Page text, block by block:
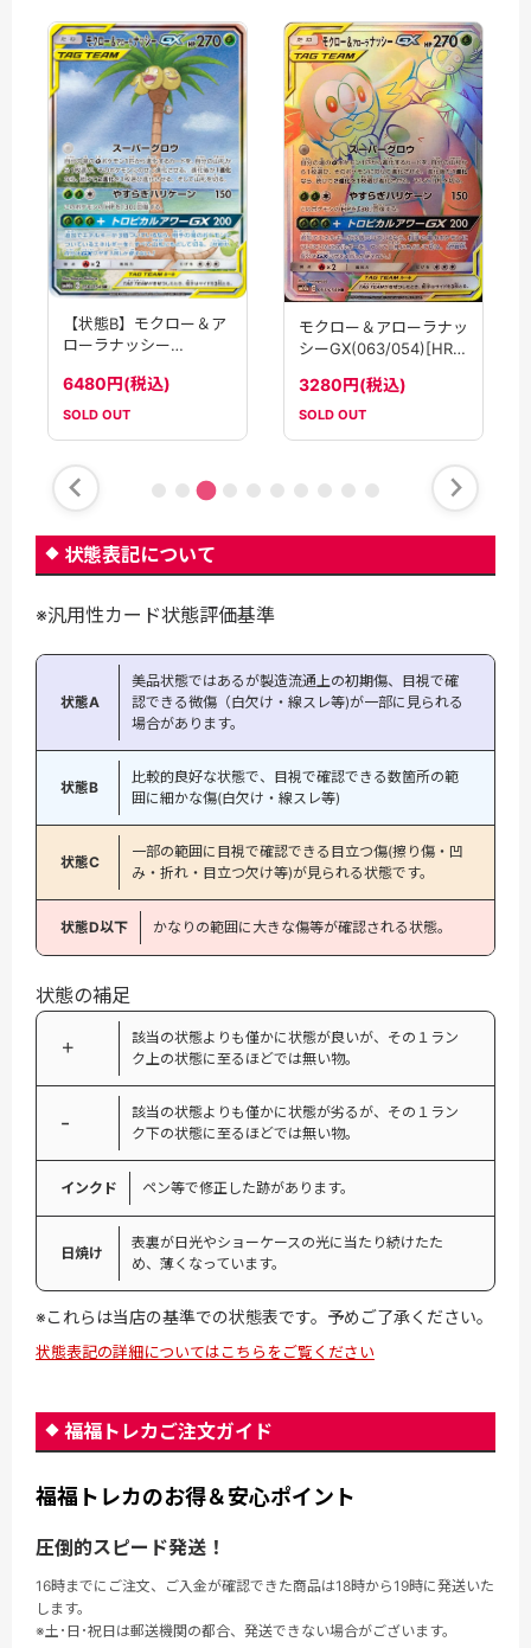
【状態B】モクロー＆ア
ローラナッシー
【sm10b】
6480円(税込)
SOLD OUT
モクロー＆アローラナッ
シーGX(063/054)[HR]
3280円(税込)
SOLD OUT
状態表記について
※汎用性カード状態評価基準
状態A
美品状態ではあるが製造流通上の初期傷、目視で確
認できる微傷（白欠け・線スレ等)が一部に見られる
場合があります。
状態B
比較的良好な状態で、目視で確認できる数箇所の範
囲に細かな傷(白欠け・線スレ等)
状態C
一部の範囲に目視で確認できる目立つ傷(擦り傷・凹
み・折れ・目立つ欠け等)が見られる状態です。
状態D以下 かなりの範囲に大きな傷等が確認される状態。
状態の補足
＋
該当の状態よりも僅かに状態が良いが、その１ラン
ク上の状態に至るほどでは無い物。
−
該当の状態よりも僅かに状態が劣るが、その１ラン
ク下の状態に至るほどでは無い物。
インクド ペン等で修正した跡があります。
日焼け
表裏が日光やショーケースの光に当たり続けたた
め、薄くなっています。
※これらは当店の基準での状態表です。予めご了承ください。
状態表記の詳細についてはこちらをご覧ください
福福トレカご注文ガイド
福福トレカのお得＆安心ポイント
圧倒的スピード発送！
16時までにご注文、ご入金が確認できた商品は18時から19時に発送いた
します。
※土･日･祝日は郵送機関の都合、発送できない場合がございます。